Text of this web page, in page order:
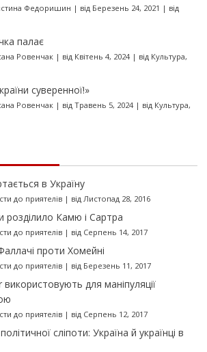
Федоришин | від Березень 24, 2021 | від
палає
Ровенчак| від Квітень 4, 2024| від Культура,
суверенної!»
Ровенчак| від Травень 5, 2024| від Культура,
в Україну
до приятелів| від Листопад 28, 2016
розділило Камю і Сартра
до приятелів| від Серпень 14, 2017
проти Хомейні
до приятелів| від Березень 11, 2017
для маніпуляції
до приятелів| від Серпень 12, 2017
сліпоти: Україна й українці в